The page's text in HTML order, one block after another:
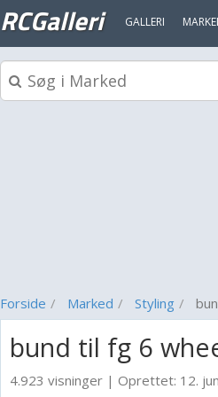
RCGalleri GALLERI
Forside Marked Styling
bund til fg 6
4.923 visninger | Oprettet: 12.